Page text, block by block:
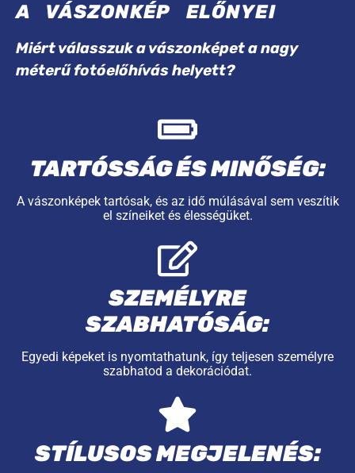
A VÁSZONKÉP ELŐNYEI
Miért válasszuk a vászonképet a nagy
méterű fotóelőhívás helyett?
TARTÓSSÁG ÉS MINŐSÉG:
A vászonképek tartósak, és az idő múlásával sem veszítik
el színeiket és élességüket.
SZEMÉLYRE
SZABHATÓSÁG:
Egyedi képeket is nyomtathatunk, így teljesen személyre
szabhatod a dekorációdat.
STÍLUSOS MEGJELENÉS: